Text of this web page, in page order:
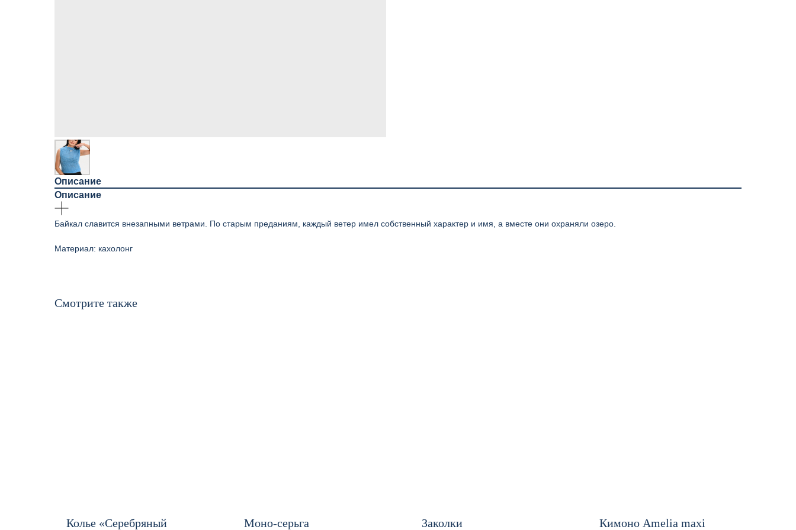
Описание
Описание
Байкал славится внезапными ветрами. По старым преданиям, каждый ветер имел собственный характер и имя, а вместе они охраняли озеро.
Материал: кахолонг
Смотрите также
Колье «Серебряный Моно-серьга Заколки Кимоно Amelia maxi